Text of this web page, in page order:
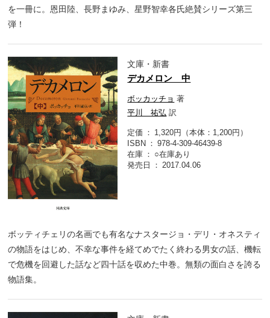
を一冊に。恩田陸、長野まゆみ、星野智幸各氏絶賛シリーズ第三
弾！
文庫・新書
デカメロン 中
ボッカッチョ 著
平川 祐弘 訳
定価
1,320円（本体：1,200円）
ISBN
978-4-309-46439-8
在庫
○在庫あり
発売日
2017.04.06
ボッティチェリの名画でも有名なナスタージョ・デリ・オネスティ
の物語をはじめ、不幸な事件を経てめでたく終わる男女の話、機転
で危機を回避した話など四十話を収めた中巻。無類の面白さを誇る
物語集。